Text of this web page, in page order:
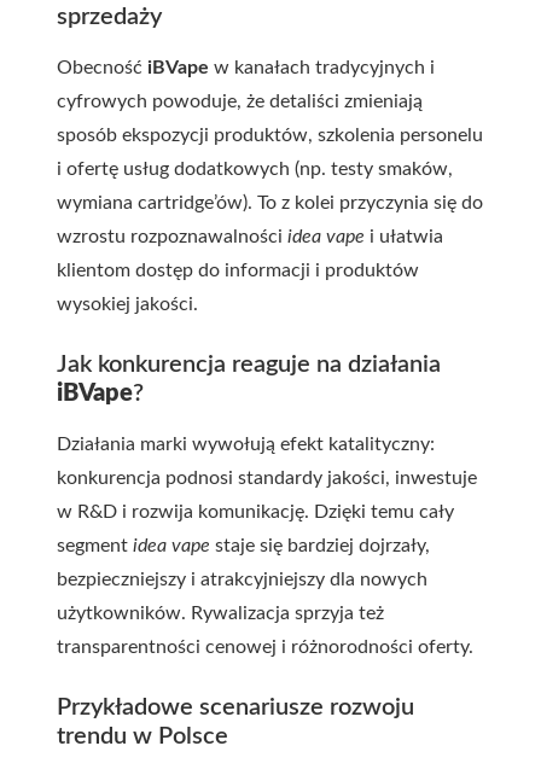
sprzedaży
Obecność iBVape w kanałach tradycyjnych i
cyfrowych powoduje, że detaliści zmieniają
sposób ekspozycji produktów, szkolenia personelu
i ofertę usług dodatkowych (np. testy smaków,
wymiana cartridge’ów). To z kolei przyczynia się do
wzrostu rozpoznawalności idea vape i ułatwia
klientom dostęp do informacji i produktów
wysokiej jakości.
Jak konkurencja reaguje na działania
iBVape?
Działania marki wywołują efekt katalityczny:
konkurencja podnosi standardy jakości, inwestuje
w R&D i rozwija komunikację. Dzięki temu cały
segment idea vape staje się bardziej dojrzały,
bezpieczniejszy i atrakcyjniejszy dla nowych
użytkowników. Rywalizacja sprzyja też
transparentności cenowej i różnorodności oferty.
Przykładowe scenariusze rozwoju
trendu w Polsce